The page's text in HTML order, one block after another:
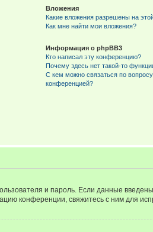
Вложения
Какие вложения разрешены на
Как мне найти мои вложения?
Информация о phpBB3
Кто написал эту конференцию?
Почему здесь нет такой-то
С кем можно связаться по
конференцией?
и пароль. Если данные
конференции, свяжитесь с ним для